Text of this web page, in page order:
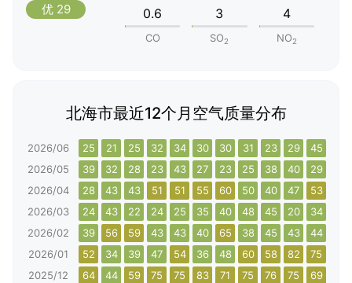
优 29 0.6
CO
3
SO2
4
NO2
北海市最近12个月空气质量分布
2026/06 25 21 25 32 34 30 30 31 23 29 45
2026/05
39 32 28 23 43 27 23 25 38 40 29
2026/04
28 43 43 51 51 55 60 50 40 47 53
2026/03
24 43 22 24 25 35 40 48 45 20 34
2026/02
39 56 59 43 43 40 65 38 45 43 44
2026/01
52 34 39 47 54 36 48 60 58 82 75
2025/12
64 44 59 75 75 83 71 75 76 75 69